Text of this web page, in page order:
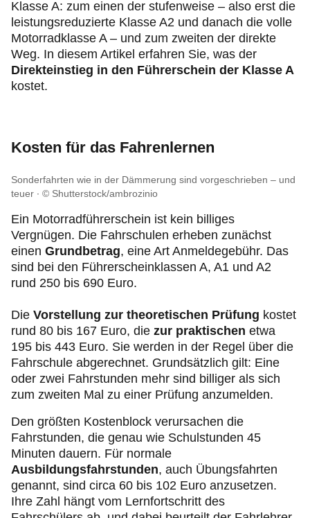
Klasse A: zum einen der stufenweise – also erst die
leistungsreduzierte Klasse A2 und danach die volle
Motorradklasse A – und zum zweiten der direkte
Weg. In diesem Artikel erfahren Sie, was der
Direkteinstieg in den Führerschein der Klasse A
kostet.
Kosten für das Fahrenlernen
Sonderfahrten wie in der Dämmerung sind vorgeschrieben – und
teuer
© Shutterstock/ambrozinio
Ein Motorradführerschein ist kein billiges
Vergnügen. Die Fahrschulen erheben zunächst
einen Grundbetrag, eine Art Anmeldegebühr. Das
sind bei den Führerscheinklassen A, A1 und A2
rund 250 bis 690 Euro.
Die Vorstellung zur theoretischen Prüfung kostet
rund 80 bis 167 Euro, die zur praktischen etwa
195 bis 443 Euro. Sie werden in der Regel über die
Fahrschule abgerechnet. Grundsätzlich gilt: Eine
oder zwei Fahrstunden mehr sind billiger als sich
zum zweiten Mal zu einer Prüfung anzumelden.
Den größten Kostenblock verursachen die
Fahrstunden, die genau wie Schulstunden 45
Minuten dauern. Für normale
Ausbildungsfahrstunden, auch Übungsfahrten
genannt, sind circa 60 bis 102 Euro anzusetzen.
Ihre Zahl hängt vom Lernfortschritt des